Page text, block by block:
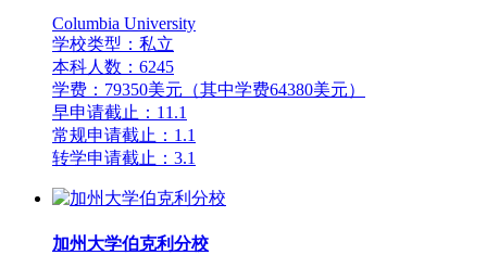
Columbia University
学校类型：私立
本科人数：6245
学费：79350美元（其中学费64380美元）
早申请截止：11.1
常规申请截止：1.1
转学申请截止：3.1
加州大学伯克利分校